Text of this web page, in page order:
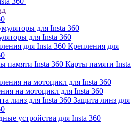
для Insta 360
Крепления для
Карты памяти Insta
на мотоцикл для Insta 360
Защита линз для